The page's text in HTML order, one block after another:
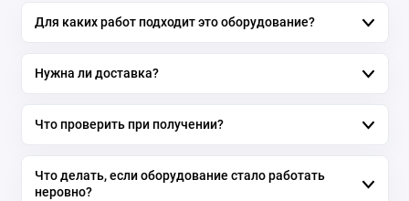
Для каких работ подходит это оборудование?
Нужна ли доставка?
Что проверить при получении?
Что делать, если оборудование стало работать
неровно?